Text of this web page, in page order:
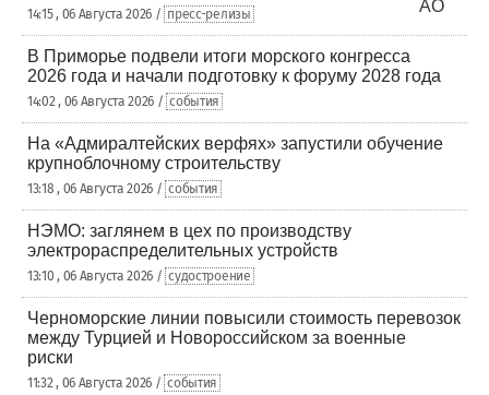
14:15 , 06 Августа 2026 / пресс-релизы
В Приморье подвели итоги морского конгресса
2026 года и начали подготовку к форуму 2028 года
14:02 , 06 Августа 2026 / события
На «Адмиралтейских верфях» запустили обучение
крупноблочному строительству
13:18 , 06 Августа 2026 / события
НЭМО: заглянем в цех по производству
электрораспределительных устройств
13:10 , 06 Августа 2026 / судостроение
Черноморские линии повысили стоимость перевозок
между Турцией и Новороссийском за военные
риски
11:32 , 06 Августа 2026 / события